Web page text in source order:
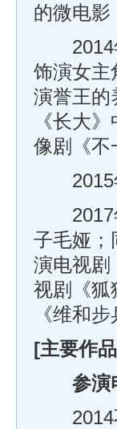
的微电影
2014年
饰演女主
演誉王的
《长大
像剧《不
2015年
2017年
子毛娅；
演电视剧
视剧《狐
《维和
[主要作
参演
2014不